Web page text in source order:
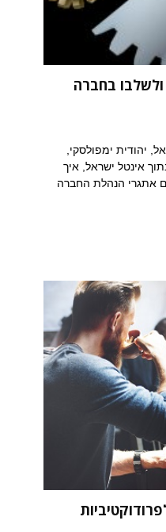
בחברה
יהודית ימפולסקי,
אינטל ישראל, איך
אתגרי הנהלת החברה